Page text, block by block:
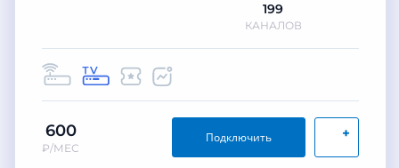
199
КАНАЛОВ
600
₽/МЕС
+
Подключить